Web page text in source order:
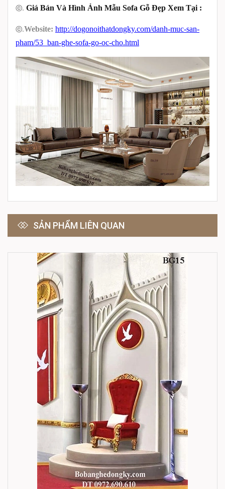
ⓒ. Giá Bán Và Hình Ảnh Mẫu Sofa Gỗ Đẹp Xem Tại :
ⓒ.Website: http://dogonoithatdongky.com/danh-muc-san-
pham/53_ban-ghe-sofa-go-oc-cho.html
SẢN PHẨM LIÊN QUAN